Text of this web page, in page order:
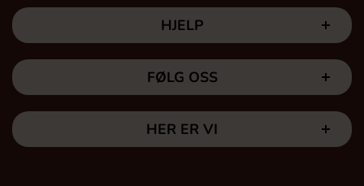
HJELP
FØLG OSS
HER ER VI